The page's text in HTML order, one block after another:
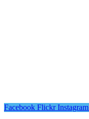
Facebook Flickr Instagram